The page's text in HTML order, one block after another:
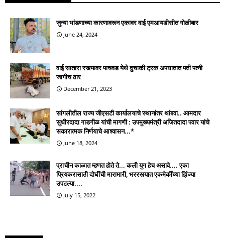
जुन्या भांडणाच्या कारणावरून एकावर वाई एमआयडीसीत गोळीबार
June 24, 2024
वाई सातारा रस्त्यावर पाचवड येथे दुचाकी ट्रक अपघातात पती पत्नी
जागीच ठार
December 21, 2023
सांगलीतील राज्य जीएसटी कार्यालयाचे स्थानांतर थांबवा.. आमदार
सुधीरदादा गाडगीळ यांची मागणी : उपमुख्यमंत्री अजितदादा पवार यांचे
सकारात्मक निर्णयाचे आश्वासन...*
June 18, 2024
प्राचीन काळात म्हणत होते ते... कली युग हेच असावे.... एका
प्रियकरासाठी दोघींची मारामारी, भररस्त्यात एकमेकींच्या झिंज्या
उपटल्या....
July 15, 2022